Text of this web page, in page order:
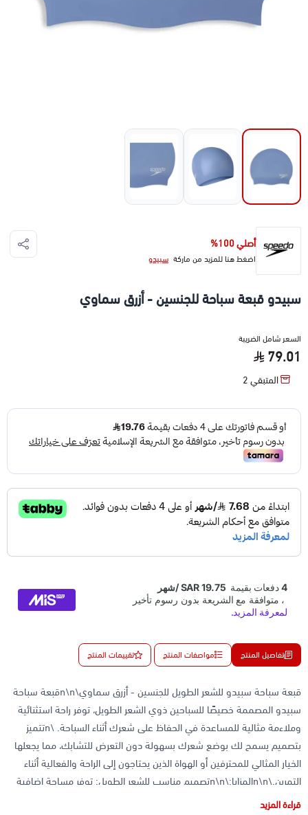
أصلي 100%
اضغط هنا للمزيد من ماركة سبيدو
سبيدو قبعة سباحة للجنسين - أزرق سماوي
السعر شامل الضريبة
79.01
المتبقي2
تفاصيل المنتج مواصفات المنتج تقييمات المنتج
قبعة سباحة سبيدو للشعر الطويل للجنسين - أزرق سماوي\n\nقبعة سباحة
سبيدو المصممة خصيصًا للسباحين ذوي الشعر الطويل، توفر راحة استثنائية
وملاءمة مثالية للمساعدة في الحفاظ على شعرك أثناء السباحة. \nتتميز
بتصميم يسمح لك بوضع شعرك بسهولة دون التعرض للتشابك، مما يجعلها
الخيار المثالي للمحترفين أو الهواة الذين يحتاجون إلى الراحة والفعالية أثناء
التمرين.\n\nالمزايا:\n\nتصميم مناسب للشعر الطويل: توفر مساحة إضافية
لاستيعاب الشعر الطويل والمتوسط، مما يجعلها مثالية للسباحين الذين لديهم
قراءة المزيد